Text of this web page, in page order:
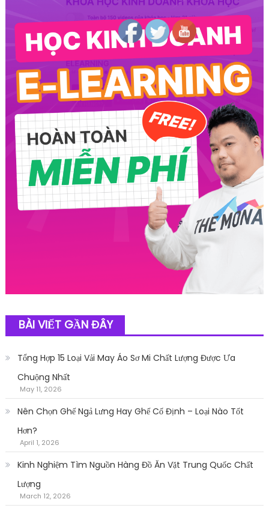
BÀI VIẾT GẦN ĐÂY
Tổng Hợp 15 Loại Vải May Áo Sơ Mi Chất Lượng Được Ưa
Chuộng Nhất
May 11, 2026
Nên Chọn Ghế Ngả Lưng Hay Ghế Cố Định – Loại Nào Tốt
Hơn?
April 1, 2026
Kinh Nghiệm Tìm Nguồn Hàng Đồ Ăn Vặt Trung Quốc Chất
Lượng
March 12, 2026